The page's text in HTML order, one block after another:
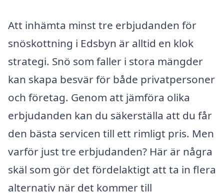
Att inhämta minst tre erbjudanden för
snöskottning i Edsbyn är alltid en klok
strategi. Snö som faller i stora mängder
kan skapa besvär för både privatpersoner
och företag. Genom att jämföra olika
erbjudanden kan du säkerställa att du får
den bästa servicen till ett rimligt pris. Men
varför just tre erbjudanden? Här är några
skäl som gör det fördelaktigt att ta in flera
alternativ när det kommer till